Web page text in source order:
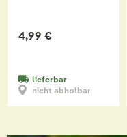
4,99 €
lieferbar
nicht abholbar